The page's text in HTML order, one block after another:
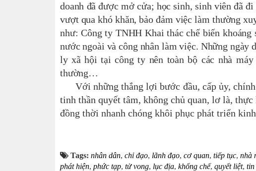
doanh đã được mở cửa; học sinh, sinh viên đã
vượt qua khó khăn, bảo đảm việc làm thường
như: Công ty TNHH Khai thác chế biến khoáng
nước ngoài và công nhân làm việc. Những ngày
ly xã hội tại công ty nên toàn bộ các nhà
thường…
Với những thắng lợi bước đầu, cấp ủy, chính
tinh thần quyết tâm, không chủ quan, lơ là,
đồng thời nhanh chóng khôi phục phát triển
Tags: nhân dân, chỉ đạo, lãnh đạo, cơ quan, tiếp tục, nhà
phát hiện, phức tạp, tử vong, lục địa, khống chế, quyết liệt, tin